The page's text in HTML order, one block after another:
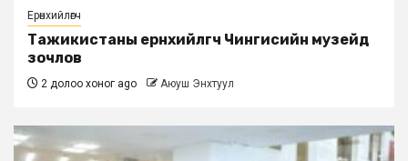
Ерөнхийлөгч
Тажикистаны ерөнхийлөгч Чингисийн музейд
зочлов
2 долоо хоног ago Аюуш Энхтуул